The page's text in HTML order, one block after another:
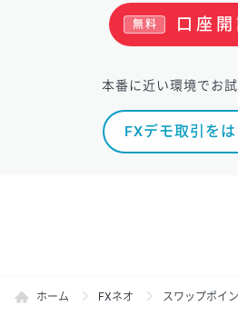
口座開
無料
本番に近い環境でお
FXデモ取引を
ホーム FXネオ スワップポイ